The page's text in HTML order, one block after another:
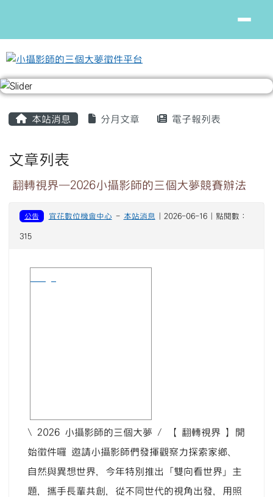
本站消息 分月文章 電子報列表
文章列表
翻轉視界—2026小攝影師的三個大夢競賽辦法
公告 宜花數位機會中心 - 本站消息 | 2026-06-16 | 點閱數：
315
\ 2026 小攝影師的三個大夢 / 【 翻轉視界 】開
始徵件囉 邀請小攝影師們發揮觀察力探索家鄉、
自然與異想世界，今年特別推出「雙向看世界」主
題，攜手長輩共創，從不同世代的視角出發，用照